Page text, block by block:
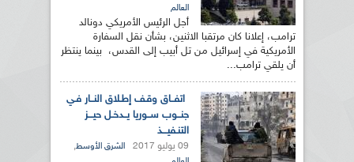
العالم
أجل الرئيس الأمريكي دونالد
ترامب، إعلانا كان مرتقبا الاثنين، بشأن نقل السفارة
الأمريكية في إسرائيل من تل أبيب إلى القدس، بينما ينتظر
أن يلقي ترامب...
اتفــاق وقـف إطـلاق النــار فـي
جنــوب ســوريا يــدخـل حيـــز
التنـفيـــذ
09 يوليو 2017 الشرق الأوسط,